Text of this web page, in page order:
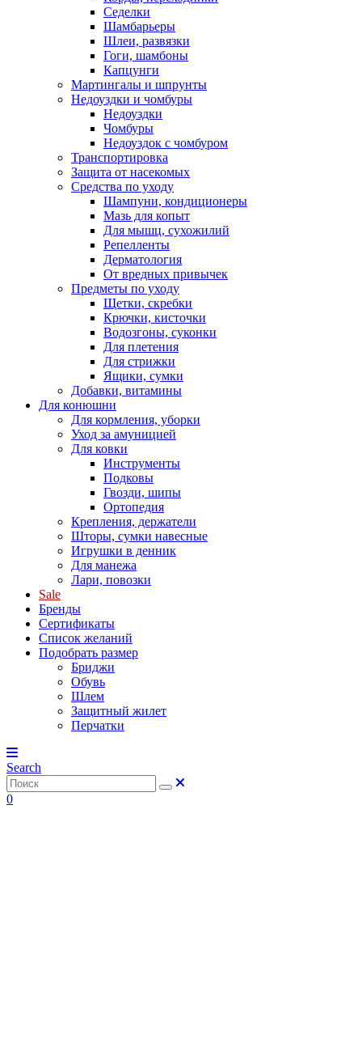
Седелки
Шамбарьеры
Шлеи, развязки
Гоги, шамбоны
Капцунги
Мартингалы и шпрунты
Недоуздки и чомбуры
Недоуздки
Чомбуры
Недоуздок с чомбуром
Транспортировка
Защита от насекомых
Средства по уходу
Шампуни, кондиционеры
Мазь для копыт
Для мышц, сухожилий
Репелленты
Дерматология
От вредных привычек
Предметы по уходу
Щетки, скребки
Крючки, кисточки
Водозгоны, суконки
Для плетения
Для стрижки
Ящики, сумки
Добавки, витамины
Для конюшни
Для кормления, уборки
Уход за амуницией
Для ковки
Инструменты
Подковы
Гвозди, шипы
Ортопедия
Крепления, держатели
Шторы, сумки навесные
Игрушки в денник
Для манежа
Лари, повозки
Sale
Бренды
Сертификаты
Список желаний
Подобрать размер
Бриджи
Обувь
Шлем
Защитный жилет
Перчатки
Search
0